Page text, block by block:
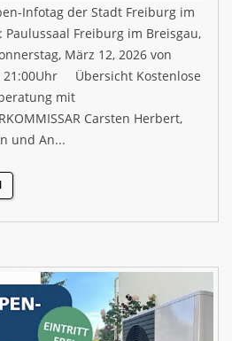
Infotag der Stadt Freiburg im
Paulussaal Freiburg im Breisgau,
März 12, 2026 von
21:00Uhr Übersicht Kostenlose
mit
Carsten Herbert,
und An...